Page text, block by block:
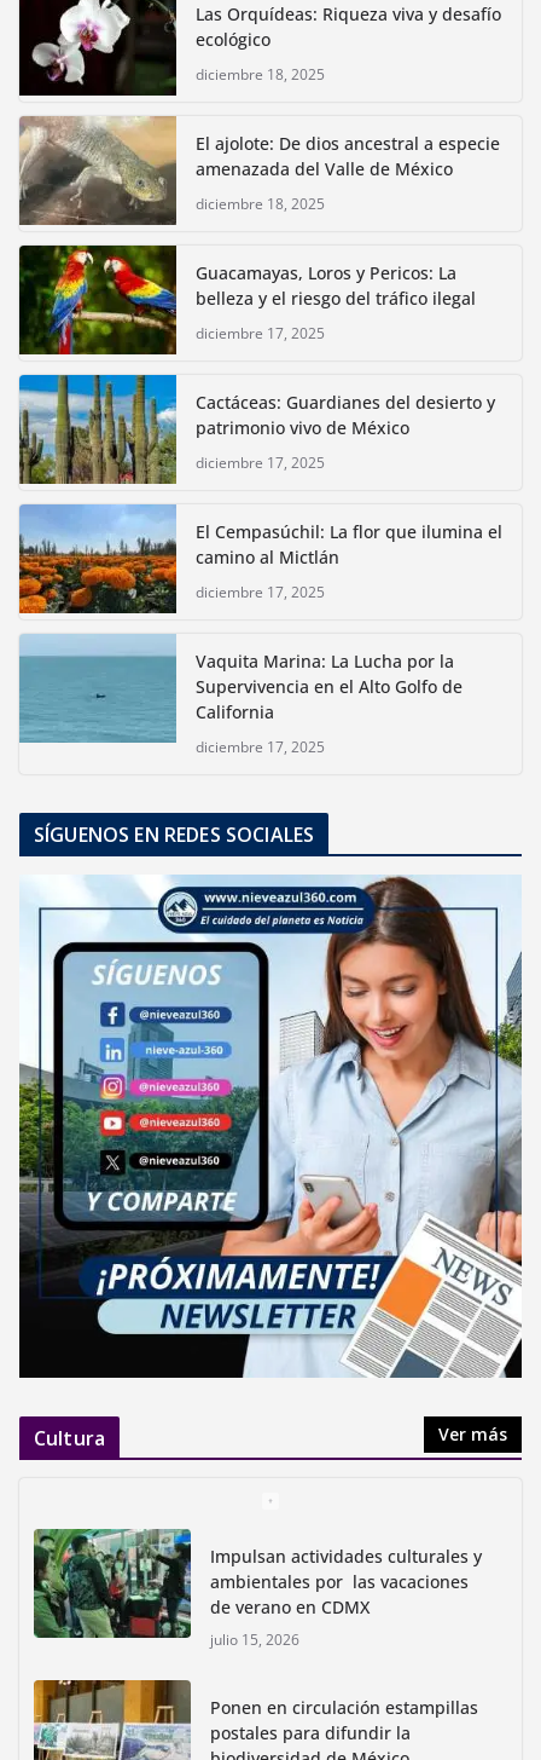
Las Orquídeas: Riqueza viva y desafío
ecológico
diciembre 18, 2025
El ajolote: De dios ancestral a especie
amenazada del Valle de México
diciembre 18, 2025
Guacamayas, Loros y Pericos: La
belleza y el riesgo del tráfico ilegal
diciembre 17, 2025
Cactáceas: Guardianes del desierto y
patrimonio vivo de México
diciembre 17, 2025
El Cempasúchil: La flor que ilumina el
camino al Mictlán
diciembre 17, 2025
Vaquita Marina: La Lucha por la
Supervivencia en el Alto Golfo de
California
diciembre 17, 2025
SÍGUENOS EN REDES SOCIALES
Cultura Ver más
Impulsan actividades culturales y
ambientales por las vacaciones
de verano en CDMX
julio 15, 2026
Ponen en circulación estampillas
postales para difundir la